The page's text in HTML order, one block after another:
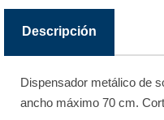
Descripción
Dispensador metálico de
ancho máximo 70 cm.